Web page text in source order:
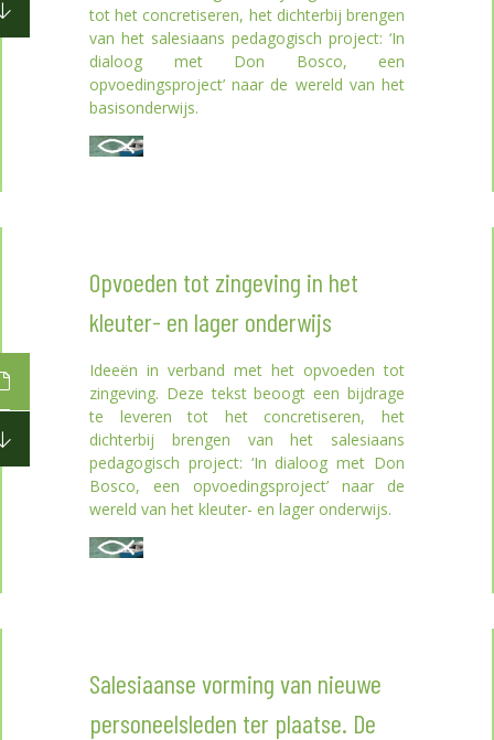
tot het concretiseren, het dichterbij brengen
van het salesiaans pedagogisch project: ‘In
dialoog met Don Bosco, een
opvoedingsproject’ naar de wereld van het
basisonderwijs.
Opvoeden tot zingeving in het
kleuter- en lager onderwijs
Ideeën in verband met het opvoeden tot
zingeving. Deze tekst beoogt een bijdrage
te leveren tot het concretiseren, het
dichterbij brengen van het salesiaans
pedagogisch project: ‘In dialoog met Don
Bosco, een opvoedingsproject’ naar de
wereld van het kleuter- en lager onderwijs.
Salesiaanse vorming van nieuwe
personeelsleden ter plaatse. De